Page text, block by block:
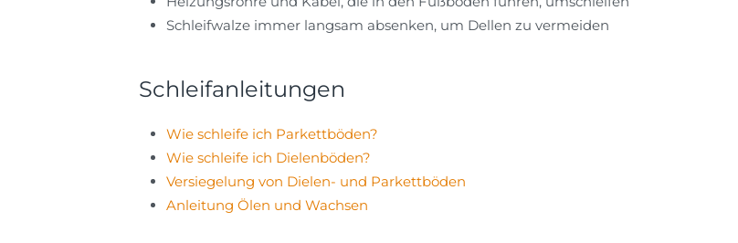
Schleifwalze immer langsam absenken, um Dellen zu vermeiden
Schleifanleitungen
Wie schleife ich Parkettböden?
Wie schleife ich Dielenböden?
Versiegelung von Dielen- und Parkettböden
Anleitung Ölen und Wachsen